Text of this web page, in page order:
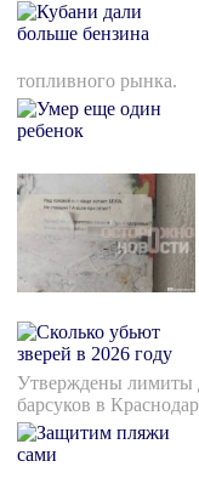
топливного рынка.
Утверждены лимиты
барсуков в